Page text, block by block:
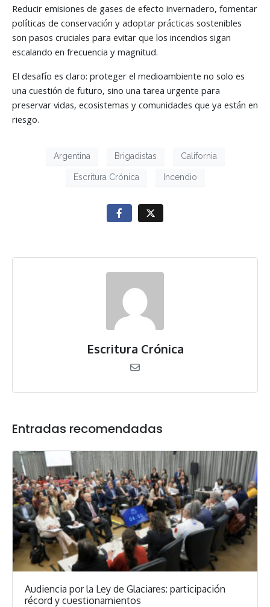
Reducir emisiones de gases de efecto invernadero, fomentar
políticas de conservación y adoptar prácticas sostenibles
son pasos cruciales para evitar que los incendios sigan
escalando en frecuencia y magnitud.
El desafío es claro: proteger el medioambiente no solo es
una cuestión de futuro, sino una tarea urgente para
preservar vidas, ecosistemas y comunidades que ya están en
riesgo.
Argentina Brigadistas California
Escritura Crónica Incendio
Escritura Crónica
Entradas recomendadas
Audiencia por la Ley de Glaciares: participación
récord y cuestionamientos